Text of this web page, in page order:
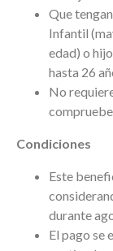
Que
Infantil
edad) o
hasta 26
No
Condiciones
Este
durante
El pago se